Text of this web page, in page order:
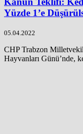
Yüzde 1’e
05.04.2022
CHP Trabzon
Hayvanları Günü’nde,